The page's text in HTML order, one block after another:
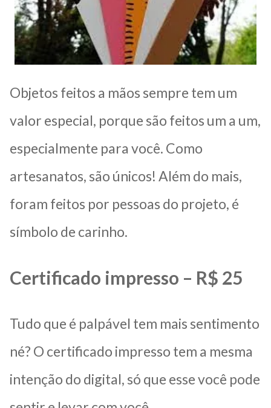
Objetos feitos a mãos sempre tem um
valor especial, porque são feitos um a um,
especialmente para você. Como
artesanatos, são únicos! Além do mais,
foram feitos por pessoas do projeto, é
símbolo de carinho.
Certificado impresso – R$ 25
Tudo que é palpável tem mais sentimento
né? O certificado impresso tem a mesma
intenção do digital, só que esse você pode